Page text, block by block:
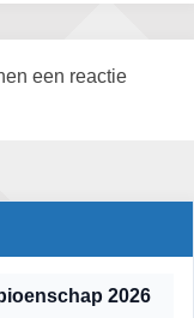
een reactie
2026